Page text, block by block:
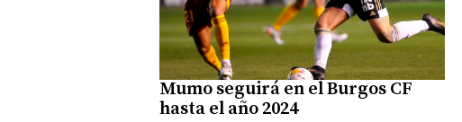
Mumo seguirá en el Burgos CF
hasta el año 2024